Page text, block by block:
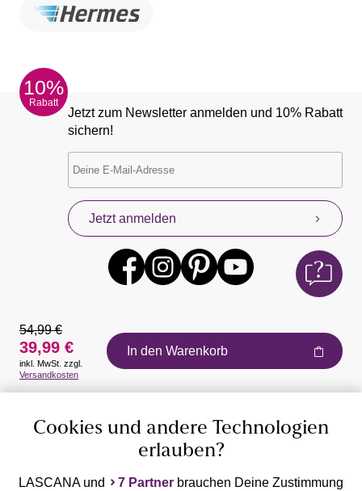
10%
Rabatt
Jetzt zum Newsletter anmelden und 10% Rabatt
sichern!
Jetzt anmelden
Auszeichnungen
54,99 €
39,99 €
inkl. MwSt. zzgl.
Versandkosten
In den Warenkorb
Cookies und andere Technologien
erlauben?
LASCANA und 7 Partner brauchen Deine Zustimmung